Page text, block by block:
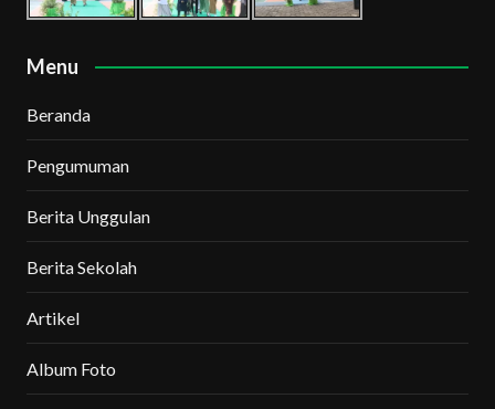
Menu
Beranda
Pengumuman
Berita Unggulan
Berita Sekolah
Artikel
Album Foto